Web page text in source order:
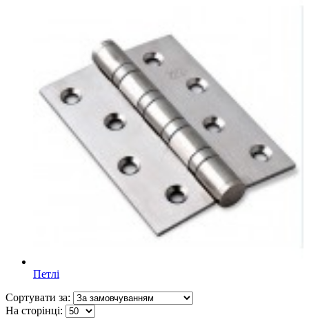
Петлі
Сортувати за:
На сторінці: